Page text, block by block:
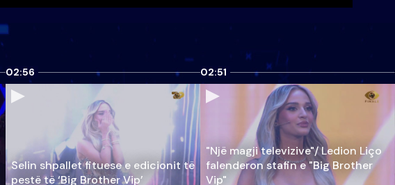
02:56
Selin shpallet fituese e edicionit të
pestë të ‘Big Brother Vip’
02:51
"Një magji televizive"/ Ledion Liço
falenderon stafin e "Big Brother
Vip"